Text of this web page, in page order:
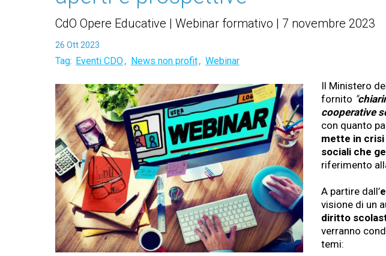
CdO Opere Educative | Webinar formativo | 7 novembre 2023
26 Ott2023
Tag: Eventi CDO, News non profit, Webinar
Il Ministero
fornito "
cooperative
con quanto
mette in crisi
sociali che
riferimento
A partire dall’
visione di un
diritto
verranno
temi: